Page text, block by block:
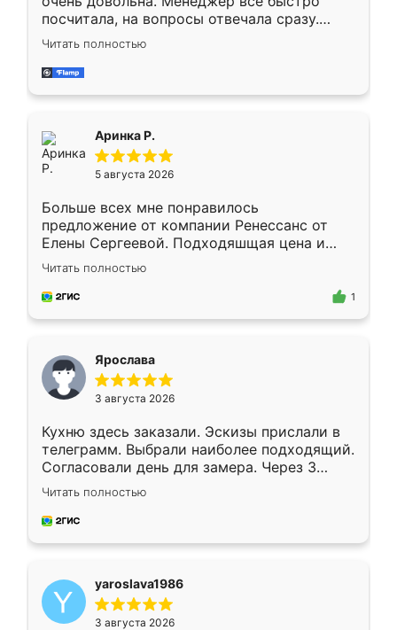
посчитала, на вопросы отвечала сразу.
Замерщик приехал в субботу, подошёл к
делу со всей ответственностью. Собрали
за день, ребята работали аккуратно, даже
Читать полностью
Аринка Р.
5 августа 2026
Больше всех мне понравилось
предложение от компании Ренессанс от
Елены Сергеевой. Подходяшщая цена и
короткие сроки изготовления. Приехавший
для замера сотрудник Владислав
предложил по моему эскизу самый
Читать полностью
1
Ярослава
3 августа 2026
Кухню здесь заказали. Эскизы прислали в
телеграмм. Выбрали наиболее подходящий.
Согласовали день для замера. Через 3
недели кухня была уже готова. Остались
довольны работой. Спасибо Ренессанс
мебель за качественную работу!
Читать полностью
yaroslava1986
3 августа 2026